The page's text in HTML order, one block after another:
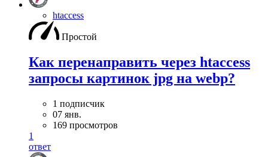
htaccess
Простой
Как перенаправить через htaccess
запросы картинок jpg на webp?
1 подписчик
07 янв.
169 просмотров
1
ответ